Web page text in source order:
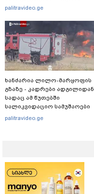
კონტრიძე მეუღლეს ემოციურ
palitravideo.ge
ხანძარია ლილო-მარყოფის
გზაზე - კადრები ადგილიდან,
სადაც ამ წუთებში
სალიკვიდაციო სამუშაოები
მიმდინარეობს
palitravideo.ge